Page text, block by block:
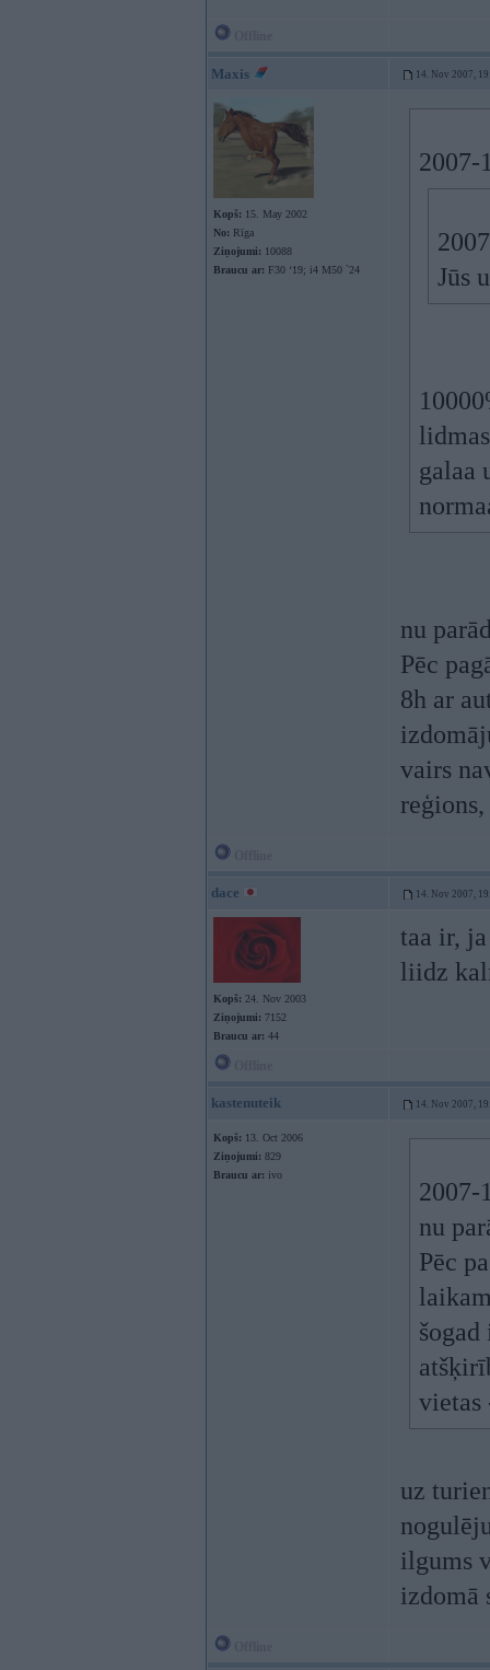
Maxis 14. Nov 2007,
Kopš: 15. May 2002
No: Rīga
Ziņojumi: 10088
Braucu ar: F30 ‘19; i4 M50 `24
2007-
Jūs
galaa
nu
Pēc
8h ar
vairs
dace 14. Nov 2007,
Kopš: 24. Nov 2003
Ziņojumi: 7152
Braucu ar: 44
taa ir,
liidz
kastenuteik 14. Nov 2007,
Kopš: 13. Oct 2006
Ziņojumi: 829
Braucu ar: ivo
2007-
nu
Pēc
vietas
uz
ilgums
izdomā